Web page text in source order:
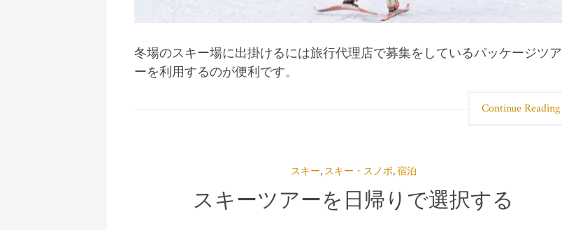
冬場のスキー場に出掛けるには旅行代理店で募集をしているパッケージツア
ーを利用するのが便利です。
Continue Reading
スキー, スキー・スノボ,宿泊
スキーツアーを日帰りで選択する